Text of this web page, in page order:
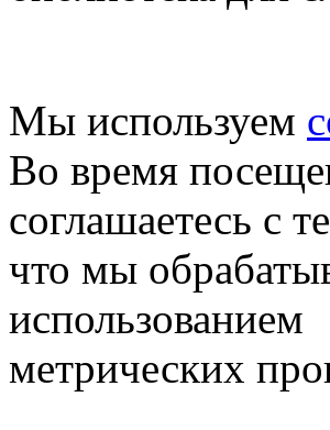
Мы используем
Во время
соглашаетесь с
что мы
использованием
метрических